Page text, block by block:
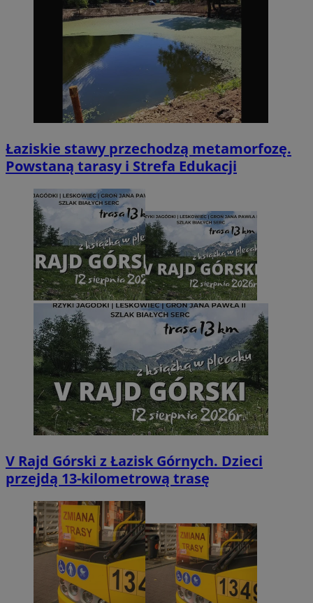
Łaziskie stawy przechodzą metamorfozę.
Powstaną tarasy i Strefa Edukacji
V Rajd Górski z Łazisk Górnych. Dzieci
przejdą 13-kilometrową trasę